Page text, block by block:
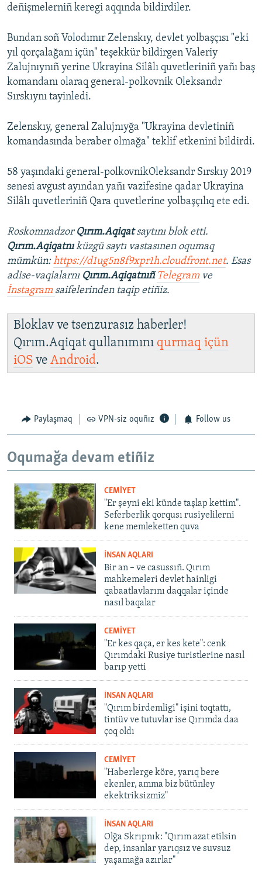
deñişmelerniñ keregi aqqında bildirdiler.
Bundan soñ Volodımır Zelenskıy, devlet yolbaşçısı "eki
yıl qorçalağanı içün" teşekkür bildirgen Valeriy
Zalujnıynıñ yerine Ukrayina Silâlı quvetleriniñ yañı baş
komandanı olaraq general-polkovnik Oleksandr
Sırskıynı tayinledi.
Zelenskıy, general Zalujnıyğa "Ukrayina devletiniñ
komandasında beraber olmağa" teklif etkenini bildirdi.
58 yaşındaki general-polkovnikOleksandr Sırskıy 2019
senesi avgust ayından yañı vazifesine qadar Ukrayina
Silâlı quvetleriniñ Qara quvetlerine yolbaşçılıq ete edi.
Roskomnadzor Qırım.Aqiqatsaytını blok etti.
Qırım.Aqiqatnıküzgü saytı vastasınen oqumaq
mümkün:https://d1ug5n8f9xpr1h.cloudfront.net. Esas
adise-vaqialarnı Qırım.Aqiqatnıñ Telegram ve
İnstagram saifelerinden taqip etiñiz.
Bloklav ve tsenzurasız haberler!
Qırım.Aqiqat qullanımını qurmaq içün
iOS ve Android.
Paylaşmaq VPN-siz oquñız Follow us
Oqumağa devam etiñiz
CEMİYET
"Er şeyni eki künde taşlap kettim".
Seferberlik qorqusı rusiyelilerni
kene memleketten quva
İNSAN AQLARI
Bir an – ve casussıñ. Qırım
mahkemeleri devlet hainligi
qabaatlavlarını daqqalar içinde
nasıl baqalar
CEMİYET
"Er kes qaça, er kes kete": cenk
Qırımdaki Rusiye turistlerine nasıl
barıp yetti
İNSAN AQLARI
"Qırım birdemligi" işini toqtattı,
tintüv ve tutuvlar ise Qırımda daa
çoq oldı
CEMİYET
"Haberlerge köre, yarıq bere
ekenler, amma biz bütünley
ekektriksizmiz"
İNSAN AQLARI
Olğa Skrıpnık: "Qırım azat etilsin
dep, insanlar yarıqsız ve suvsuz
yaşamağa azırlar"